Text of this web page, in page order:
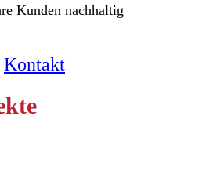
Kunden nachhaltig
Kontakt